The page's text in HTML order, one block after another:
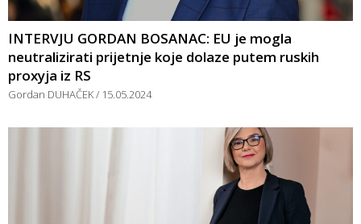
INTERVJU GORDAN BOSANAC: EU je mogla
neutralizirati prijetnje koje dolaze putem ruskih
proxyja iz RS
Gordan DUHAČEK 15.05.2024